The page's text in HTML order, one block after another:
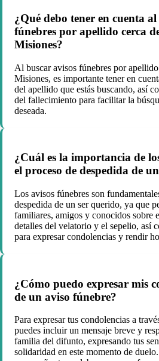
¿Qué debo tener en cuenta
fúnebres por apellido cerca
Misiones?
Al buscar avisos fúnebres por apellido
Misiones, es importante tener en
del apellido que estás buscando, así
del fallecimiento para facilitar la
deseada.
¿Cuál es la importancia de
el proceso de despedida de
Los avisos fúnebres son
despedida de un ser querido, ya que
familiares, amigos y conocidos sobre
detalles del velatorio y el sepelio, así
para expresar condolencias y rendir
¿Cómo puedo expresar mis
de un aviso fúnebre?
Para expresar tus condolencias a
puedes incluir un mensaje breve y
familia del difunto, expresando tus
solidaridad en este momento de